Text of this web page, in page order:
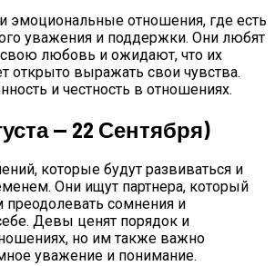
эмоциональные отношения, где есть
уважения и поддержки. Они любят
любовь и ожидают, что их
открыто выражать свои чувства.
и честность в отношениях.
— 22 Сентября)
которые будут развиваться и
Они ищут партнера, который
преодолевать сомнения и
Девы ценят порядок и
но им также важно
уважение и понимание.